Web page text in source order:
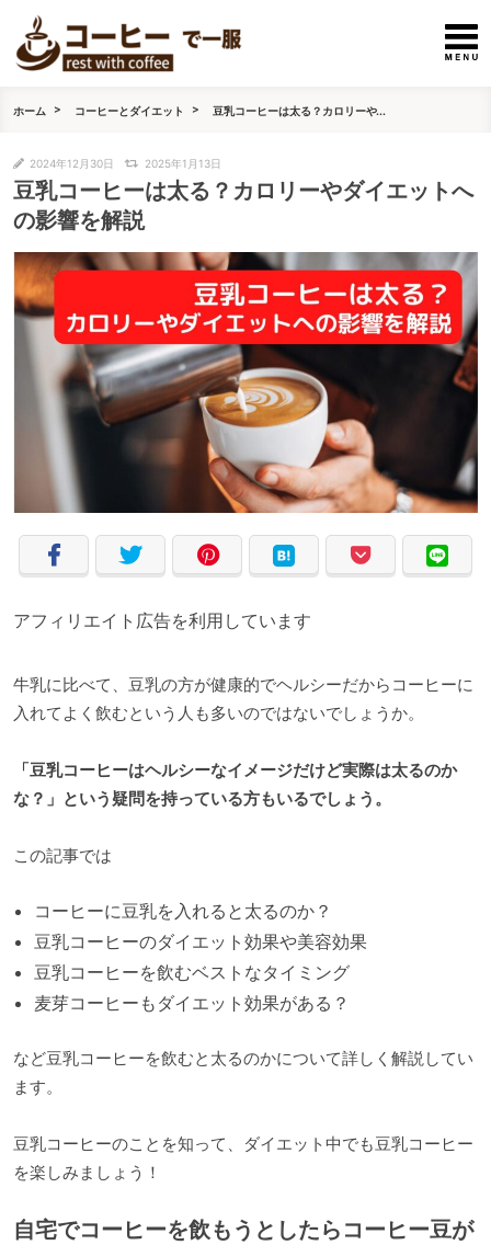
ホーム コーヒーとダイエット 豆乳コーヒーは太る？カロリーや...
2024年12月30日 2025年1月13日
豆乳コーヒーは太る？カロリーやダイエットへ
の影響を解説
アフィリエイト広告を利用しています
牛乳に比べて、豆乳の方が健康的でヘルシーだからコーヒーに
入れてよく飲むという人も多いのではないでしょうか。
「豆乳コーヒーはヘルシーなイメージだけど実際は太るのか
な？」という疑問を持っている方もいるでしょう。
この記事では
コーヒーに豆乳を入れると太るのか？
豆乳コーヒーのダイエット効果や美容効果
豆乳コーヒーを飲むベストなタイミング
麦芽コーヒーもダイエット効果がある？
など豆乳コーヒーを飲むと太るのかについて詳しく解説してい
ます。
豆乳コーヒーのことを知って、ダイエット中でも豆乳コーヒー
を楽しみましょう！
自宅でコーヒーを飲もうとしたらコーヒー豆が